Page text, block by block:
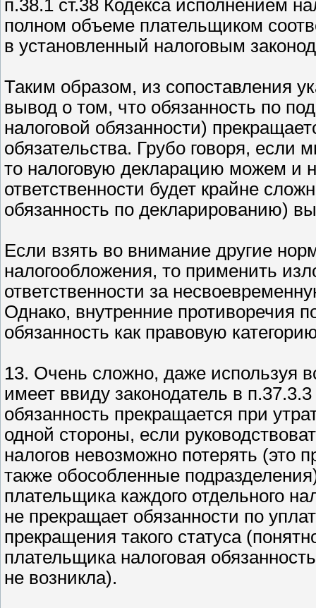
п.38.1 ст.38 Кодекса исполнением
полном объеме плательщиком
в установленный налоговым
Таким образом, из сопоставления
вывод о том, что обязанность по
налоговой обязанности)
обязательства. Грубо говоря,
то налоговую декларацию можем и
ответственности будет крайне
обязанность по декларированию)
Если взять во внимание другие
налогообложения, то применить
ответственности за
Однако, внутренние противоречия
обязанность как правовую
13. Очень сложно, даже используя
имеет ввиду законодатель в
обязанность прекращается при
одной стороны, если
налогов невозможно потерять (это
также обособленные
плательщика каждого отдельного
не прекращает обязанности по
прекращения такого статуса
плательщика налоговая
не возникла).